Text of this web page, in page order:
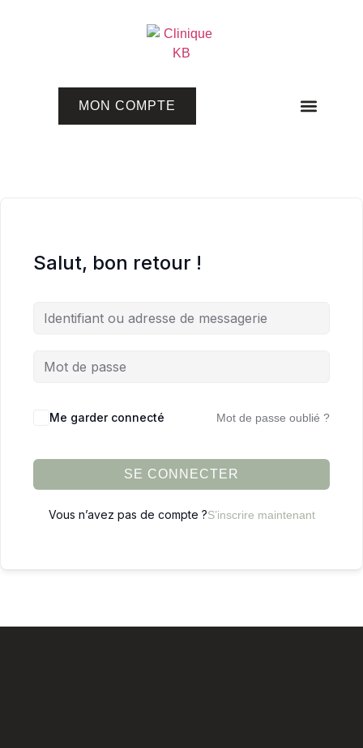
MON COMPTE
Salut, bon retour !
Me garder connecté Mot de passe oublié ?
SE CONNECTER
Vous n’avez pas de compte ?S’inscrire maintenant